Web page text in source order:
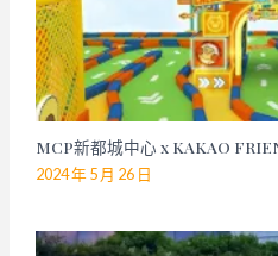
MCP新都城中心 x KAKAO
2024 年 5 月 26 日